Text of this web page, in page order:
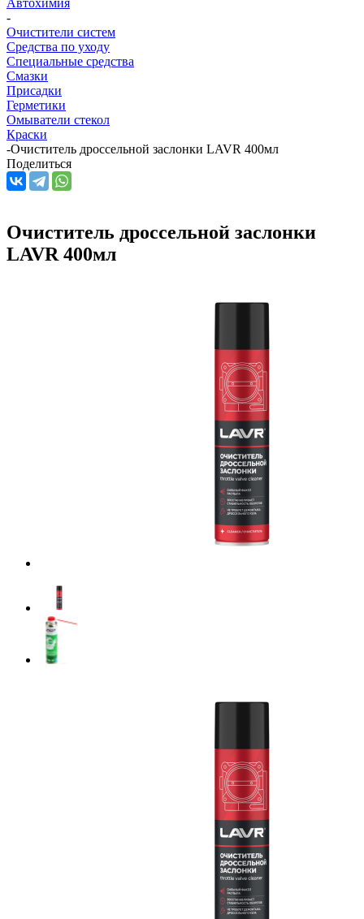
-
Очистители систем
Средства по уходу
Специальные средства
Смазки
Присадки
Герметики
Омыватели стекол
Краски
-Очиститель дроссельной заслонки LAVR 400мл
Поделиться
Очиститель дроссельной заслонки
LAVR 400мл